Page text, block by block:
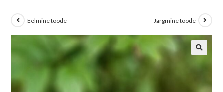
Eelmine toode Järgmine toode